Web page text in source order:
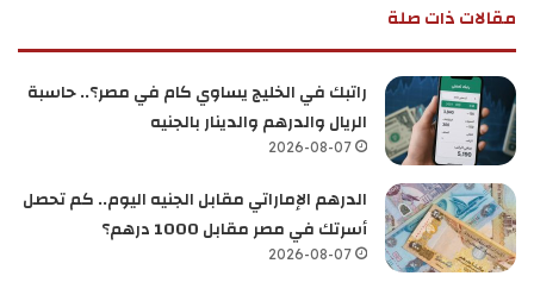
مقالات ذات صلة
راتبك في الخليج يساوي كام في مصر؟.. حاسبة
الريال والدرهم والدينار بالجنيه
2026-08-07
الدرهم الإماراتي مقابل الجنيه اليوم.. كم تحصل
أسرتك في مصر مقابل 1000 درهم؟
2026-08-07